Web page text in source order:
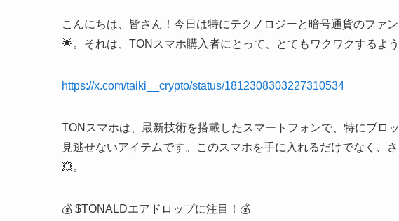
こんにちは、皆さん！今日は特にテクノロジーと暗号通貨のファ
🌟。それは、TONスマホ購入者にとって、とてもワクワクするよ
https://x.com/taiki__crypto/status/1812308303227310534
TONスマホは、最新技術を搭載したスマートフォンで、特にブロ
見逃せないアイテムです。このスマホを手に入れるだけでなく、
💥。
💰 $TONALDエアドロップに注目！💰